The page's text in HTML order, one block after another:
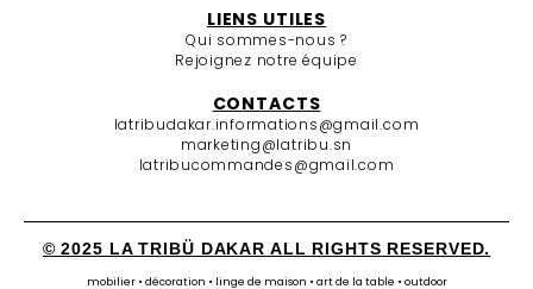
LIENS UTILES
Qui sommes-nous ?
Rejoignez notre équipe
CONTACTS
latribudakar.informations@gmail.com
marketing@latribu.sn
latribucommandes@gmail.com
© 2025 LA TRIBÜ DAKAR ALL RIGHTS RESERVED.
mobilier • décoration • linge de maison • art de la table • outdoor